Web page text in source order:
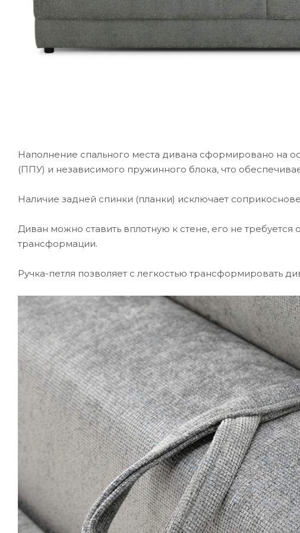
Наполнение спального места дивана сформировано на
(ППУ) и независимого пружинного блока, что
Наличие задней спинки (планки) исключает
Диван можно ставить вплотную к стене, его не требуется
трансформации.
Ручка-петля позволяет с легкостью трансформировать